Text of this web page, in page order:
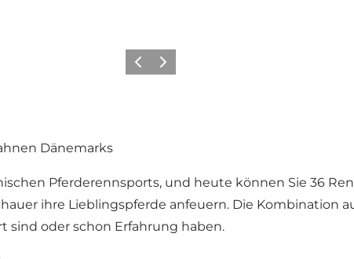
ZurückWeiter
Dänemarks
Pferderennsports, und heute können Sie 36
ihre Lieblingspferde anfeuern. Die Kombination
sind oder schon Erfahrung haben.